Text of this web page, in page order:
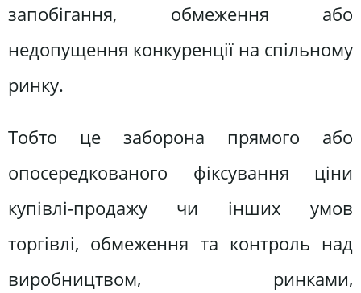
запобігання, обмеження або
недопущення конкуренції на спільному
ринку.
Тобто це заборона прямого або
опосередкованого фіксування ціни
купівлі-продажу чи інших умов
торгівлі, обмеження та контроль над
виробництвом, ринками,